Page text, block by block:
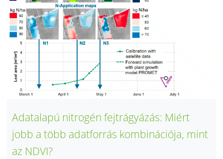
Adatalapú nitrogén fejtrágyázás: Miért
jobb a több adatforrás kombinációja, mint
az NDVI?